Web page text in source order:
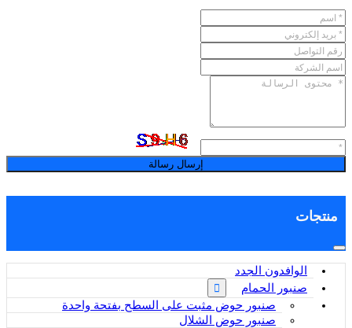
إرسال رسالة
منتجات
الوافدون الجدد
صنبور الحمام
صنبور حوض مثبت على السطح بفتحة واحدة
صنبور حوض الشلال